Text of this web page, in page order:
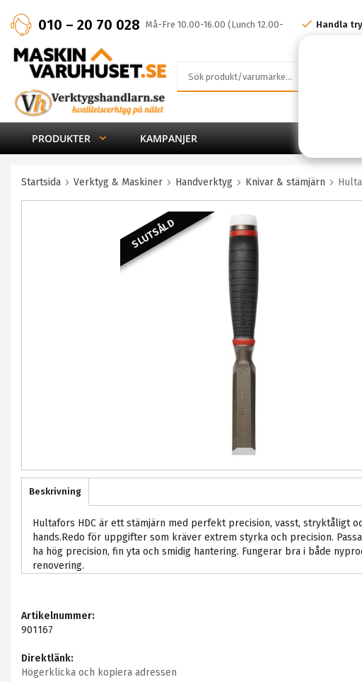
010 – 20 70 028 Må-Fre 10.00-16.00 (Lunch 12.00-
13.00)
Handla
PRODUKTER KAMPANJER
Startsida Verktyg & Maskiner Handverktyg Knivar & stämjärn
SLUTSÅLD
Beskrivning
Hultafors HDC är ett stämjärn med perfekt precision, vasst, stryktåligt
hands.Redo för uppgifter som kräver extrem styrka och precision.
ha hög precision, fin yta och smidig hantering. Fungerar bra i både
renovering.
Artikelnummer:
901167
Direktlänk:
Högerklicka och kopiera adressen